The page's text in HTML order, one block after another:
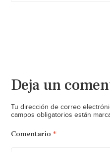
Deja un
Tu dirección de correo
campos obligatorios están
Comentario *